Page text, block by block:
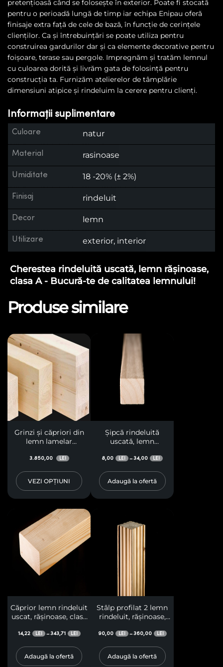
pretențioasă când se folosește în exterior. Poate fi stocată
pentru o perioadă lungă de timp iar echipa Enipau oferă
finisaje extra față de cele de bază, în funcție de cerințele
clienților. Ca și întrebuințări se poate utiliza pentru
construirea gardurilor dar și ca elemente decorative pentru
foișoare, terase sau pergole. Impregnăm și tratăm lemnul
cu culoarea dorită și livrăm gata de folosință pentru
construcția ta. Furnizăm atelierelor de tâmplărie
dimensiuni atipice și rindeluim la cerere pentru clienți.
Informații suplimentare
Culoare natur
Material rasinoase
Umiditate 18 -20% (± 2%)
Finisaj rindeluit
Decor lemn
Utilizare exterior, interior
Cherestea rindeluită uscată, lemn rășinoase,
clasa A - Bucură-te de calitatea lemnului!
Produse similare
Grinzi și căpriori din
lemn lamelar
3.850,00 LEI
VEZI OPȚIUNI
Șipcă rindeluită
uscată, lemn
8,00 LEI –34,00 LEI
Adaugă la ofertă
Căprior lemn rindeluit
uscat, rășinoase, clasa
14,22 LEI –343,71 LEI
Adaugă la ofertă
Stâlp profilat 2 lemn
rindeluit, rășinoase,
laterale în trei curburi
terase, pergole,
foișoare, baldachine
90,00 LEI –360,00 LEI
Adaugă la ofertă